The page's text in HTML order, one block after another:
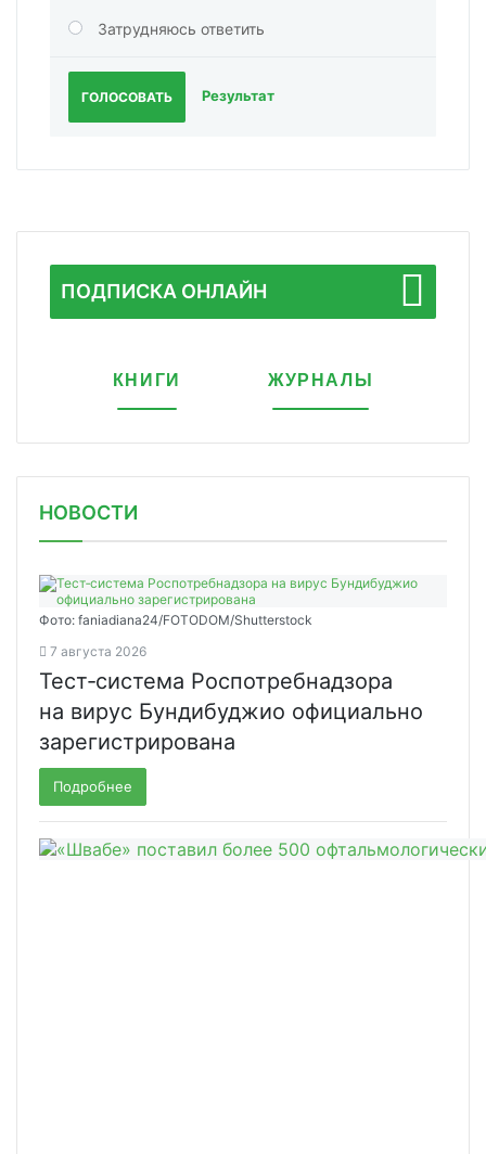
Затрудняюсь ответить
ГОЛОСОВАТЬ Результат
ПОДПИСКА ОНЛАЙН
КНИГИ ЖУРНАЛЫ
НОВОСТИ
Фото: faniadiana24/FOTODOM/Shutterstock
7 августа 2026
Тест‑система Роспотребнадзора
на вирус Бундибуджио официально
зарегистрирована
Подробнее